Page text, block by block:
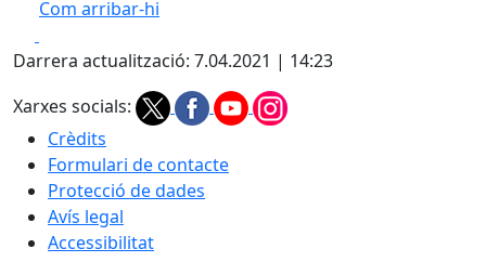
Com arribar-hi
+
Darrera actualització: 7.04.2021 | 14:23
Xarxes socials:
Crèdits
Formulari de contacte
Protecció de dades
Avís legal
Accessibilitat